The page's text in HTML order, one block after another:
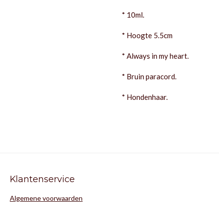
* 10ml.
* Hoogte 5.5cm
* Always in my heart.
* Bruin paracord.
* Hondenhaar.
Klantenservice
Algemene voorwaarden